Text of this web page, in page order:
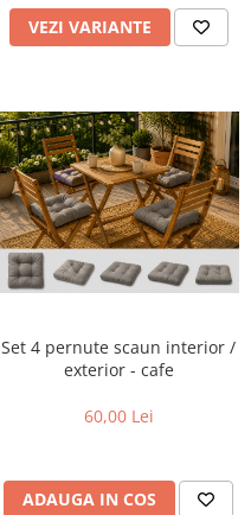
VEZI VARIANTE
Set 4 pernute scaun interior /
exterior - cafe
60,00 Lei
ADAUGA IN COS